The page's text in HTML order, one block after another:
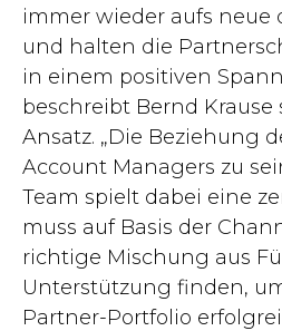
immer wieder aufs neue
und halten die
in einem positiven
beschreibt Bernd
Ansatz. „Die Beziehung
Account Managers zu
Team spielt dabei eine
muss auf Basis der
richtige Mischung aus
Unterstützung finden,
Partner-Portfolio